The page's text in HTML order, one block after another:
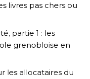
livres pas chers ou
partie 1 : les
grenobloise en
les allocataires du